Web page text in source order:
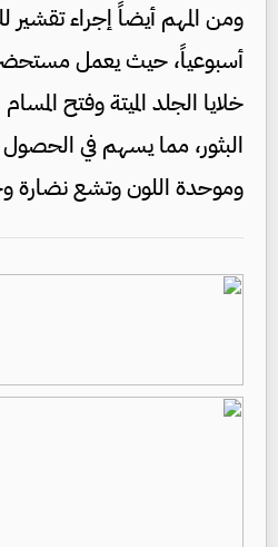
ومن المهم أيضاً إجراء تقشير
أسبوعياً، حيث يعمل مستحضر
خلايا الجلد الميتة وفتح
البثور، مما يسهم في
وموحدة اللون وتشع نضارة